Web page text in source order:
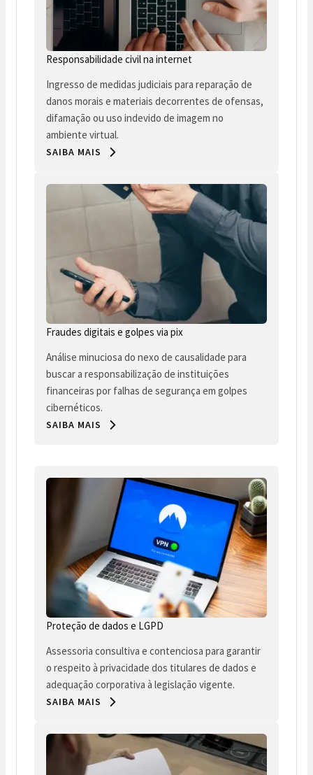
Responsabilidade civil na internet
Ingresso de medidas judiciais para reparação de
danos morais e materiais decorrentes de ofensas,
difamação ou uso indevido de imagem no
ambiente virtual.
SAIBA MAIS
Fraudes digitais e golpes via pix
Análise minuciosa do nexo de causalidade para
buscar a responsabilização de instituições
financeiras por falhas de segurança em golpes
cibernéticos.
SAIBA MAIS
Proteção de dados e LGPD
Assessoria consultiva e contenciosa para garantir
o respeito à privacidade dos titulares de dados e
adequação corporativa à legislação vigente.
SAIBA MAIS